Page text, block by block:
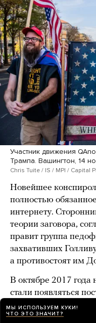
Участник движения
Трампа. Вашингтон, 14
Chris Tuite / IS / MPI / Capital
Новейшее
полностью
интернету.
теории заговора,
правит группа
захвативших
а противостоят им
В октябре 2017
стали появляться
спецслужб с высшим
к гостайне — Q, что
МЫ ИСПОЛЬЗУЕМ КУКИ!
ЧТО ЭТО ЗНАЧИТ?